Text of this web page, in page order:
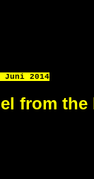
Juni 2014
from the